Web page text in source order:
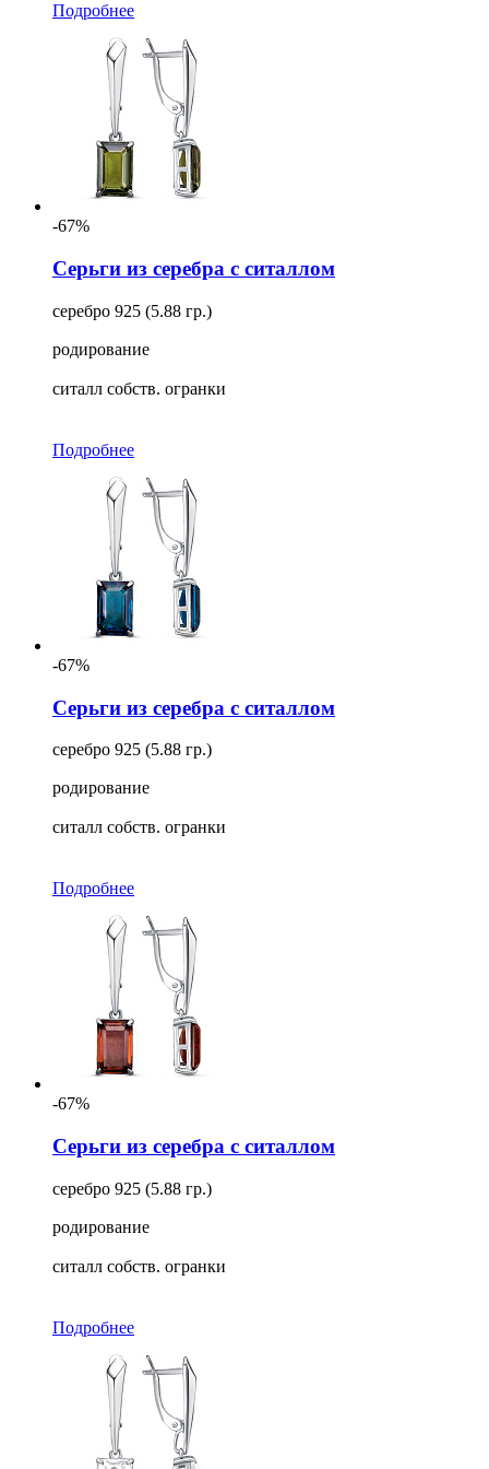
Подробнее
-67%
Серьги из серебра с ситаллом
серебро 925 (5.88 гр.)
родирование
ситалл собств. огранки
Подробнее
-67%
Серьги из серебра с ситаллом
серебро 925 (5.88 гр.)
родирование
ситалл собств. огранки
Подробнее
-67%
Серьги из серебра с ситаллом
серебро 925 (5.88 гр.)
родирование
ситалл собств. огранки
Подробнее